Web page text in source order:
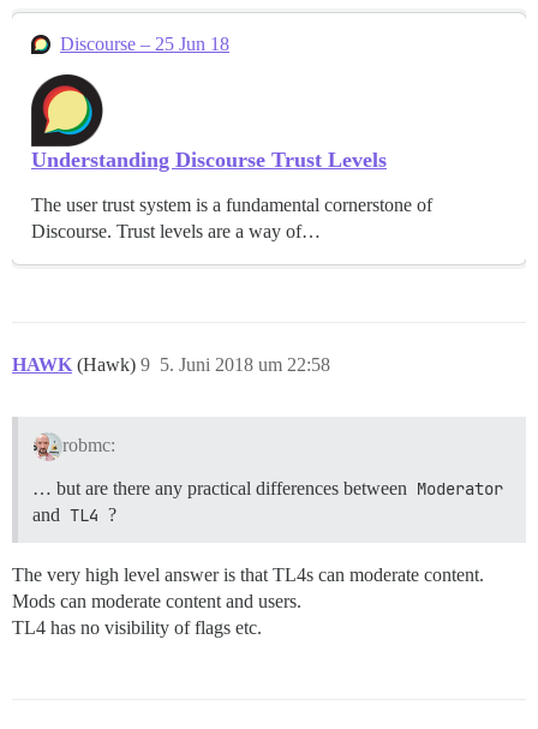
Discourse – 25 Jun 18
Understanding Discourse Trust Levels
The user trust system is a fundamental cornerstone of
Discourse. Trust levels are a way of…
HAWK (Hawk) 5. Juni 2018 um 22:58
9
robmc:
… but are there any practical differences between Moderator
and TL4 ?
The very high level answer is that TL4s can moderate content.
Mods can moderate content and users.
TL4 has no visibility of flags etc.